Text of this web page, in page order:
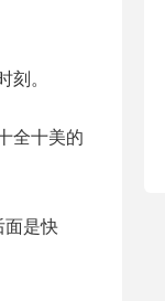
。
全十美的
面是快